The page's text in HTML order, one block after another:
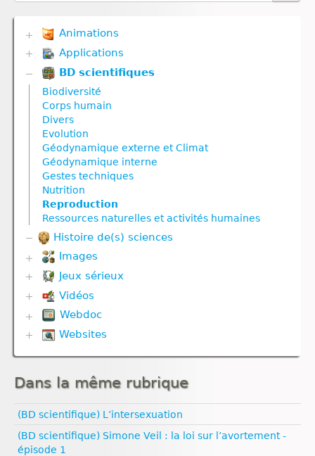
Animations
Biodiversité
Communication hormonale
Communication nerveuse
Corps humain
Défense immunitaire
Divers
Génétique
Géodynamique externe
Géodynamique interne
Nutrition
Nutrition animale
Nutrition végétale
Reproduction animale
Reproduction végétale
Ressources naturelles et pollution
Applications
Biodiversité
Communication hormonale
Communication nerveuse
Corps humain
Défense immunitaire
Divers
Evolution
Génétique
Géodynamique externe
Géodynamique interne
Molécule
Nutrition animale
Nutrition végétale
Reproduction
Reproduction végétale
Univers et planètes
BD scientifiques
Biodiversité
Corps humain
Divers
Evolution
Géodynamique externe et Climat
Géodynamique interne
Gestes techniques
Nutrition
Reproduction
Ressources naturelles et activités humaines
Histoire de(s) sciences
Images
Corps humain
Jeux sérieux
Biodiversité
Défense immunitaire
Divers
Evolution
Nutrition
Nutrition végétale
Ressources naturelles et pollution
Vidéos
Communication hormonale
Communication nerveuse
Corps humain
Défense immunitaire
Nutrition
Reproduction
Reproduction animale
Webdoc
Biodiversité
Evolution
Génétique
Géodynamique interne
Ressources naturelles et pollution
Websites
Biologie
Esprit critique
Géologie
Pédagogie
Santé
Dans la même rubrique
(BD scientifique) L’intersexuation
(BD scientifique) Simone Veil : la loi sur l’avortement -
épisode 1